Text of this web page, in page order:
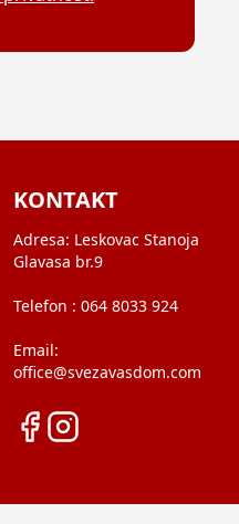
KONTAKT
Adresa: Leskovac Stanoja
Glavasa br.9
Telefon : 064 8033 924
Email:
office@svezavasdom.com